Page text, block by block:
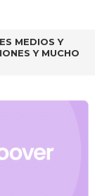
MEDIOS Y
Y MUCHO